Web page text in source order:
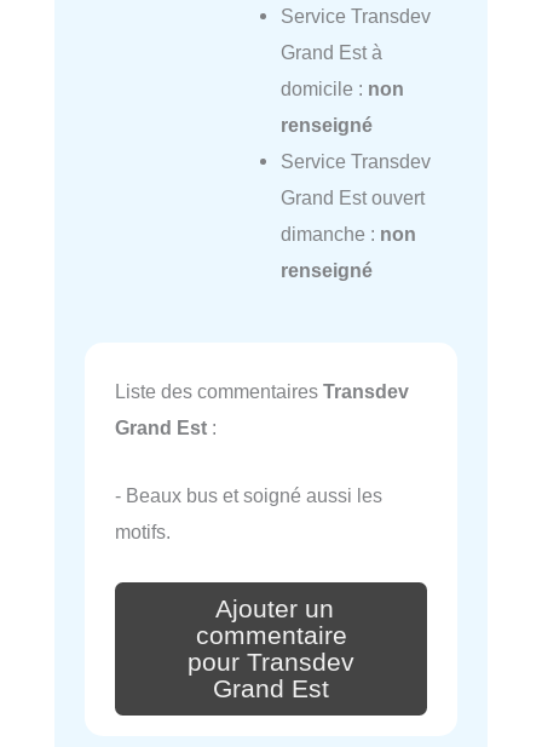
Service Transdev
Grand Est à
domicile : non
renseigné
Service Transdev
Grand Est ouvert
dimanche : non
renseigné
Liste des commentaires Transdev
Grand Est :
- Beaux bus et soigné aussi les
motifs.
Ajouter un
commentaire
pour Transdev
Grand Est